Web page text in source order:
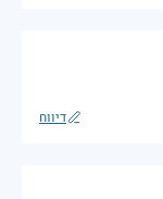
דיווח